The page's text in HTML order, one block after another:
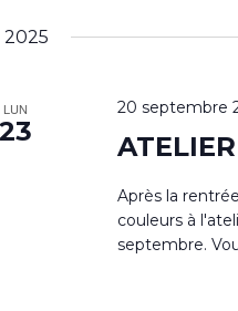
une
LUN
23
20 septembre
Après la
couleurs à
septembre.